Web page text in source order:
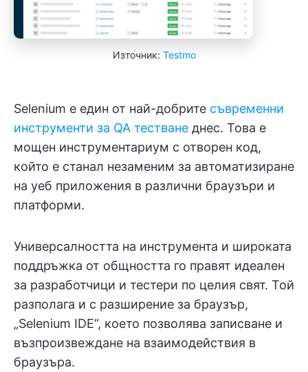
Източник: Testmo
Selenium е един от най-добрите съвременни
инструменти за QA тестване днес. Това е
мощен инструментариум с отворен код,
който е станал незаменим за автоматизиране
на уеб приложения в различни браузъри и
платформи.
Универсалността на инструмента и широката
поддръжка от общността го правят идеален
за разработчици и тестери по целия свят. Той
разполага и с разширение за браузър,
„Selenium IDE“, което позволява записване и
възпроизвеждане на взаимодействия в
браузъра.